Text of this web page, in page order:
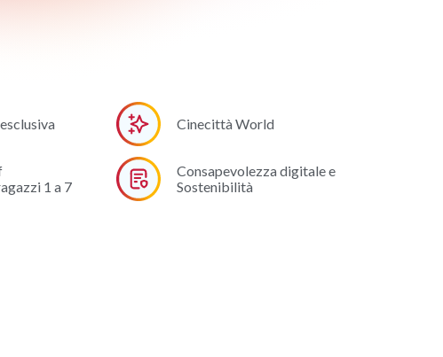
Cinecittà World
1 a 7
Consapevolezza digitale e
Sostenibilità